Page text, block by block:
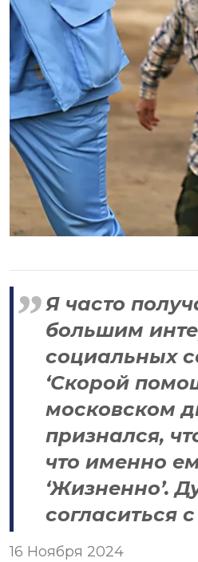
Я часто
большим
социальных
‘Скорой
московском
признался,
что именно
‘Жизненно’.
согласиться
16 Ноября 2024